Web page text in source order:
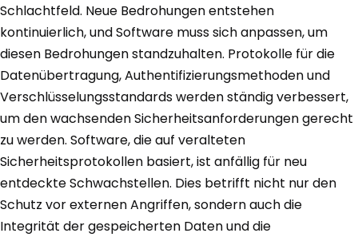
Schlachtfeld. Neue Bedrohungen entstehen
kontinuierlich, und Software muss sich anpassen, um
diesen Bedrohungen standzuhalten. Protokolle für die
Datenübertragung, Authentifizierungsmethoden und
Verschlüsselungsstandards werden ständig verbessert,
um den wachsenden Sicherheitsanforderungen gerecht
zu werden. Software, die auf veralteten
Sicherheitsprotokollen basiert, ist anfällig für neu
entdeckte Schwachstellen. Dies betrifft nicht nur den
Schutz vor externen Angriffen, sondern auch die
Integrität der gespeicherten Daten und die